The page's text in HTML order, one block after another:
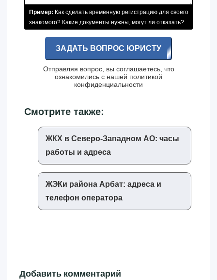
Пример: Как сделать временную регистрацию для своего
знакомого? Какие документы нужны, могут ли отказать?
ЗАДАТЬ ВОПРОС ЮРИСТУ
Отправляя вопрос, вы соглашаетесь, что
ознакомились с нашей политикой
конфиденциальности
Смотрите также:
ЖКХ в Северо-Западном АО: часы
работы и адреса
ЖЭКи района Арбат: адреса и
телефон оператора
Добавить комментарий